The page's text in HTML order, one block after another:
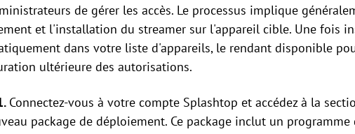
de gérer les accès. Le processus implique
et l'installation du streamer sur l'appareil cible. Une fois
dans votre liste d'appareils, le rendant disponible
ultérieure des autorisations.
Connectez-vous à votre compte Splashtop et accédez à la
package de déploiement. Ce package inclut un